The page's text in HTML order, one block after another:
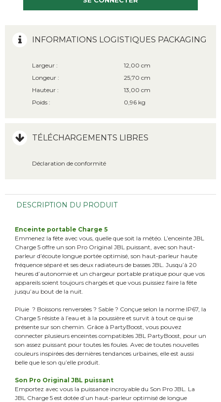
INFORMATIONS LOGISTIQUES PACKAGING
Largeur :
12,00 cm
Longeur :
25,70 cm
Hauteur :
13,00 cm
Poids :
0,96 kg
TÉLÉCHARGEMENTS LIBRES
Déclaration de conformité
DESCRIPTION DU PRODUIT
Enceinte portable Charge 5
Emmenez la fête avec vous, quelle que soit la météo. L’enceinte JBL
Charge 5 offre un son Pro Original JBL puissant, avec son haut-
parleur d’écoute longue portée optimisé, son haut-parleur haute
fréquence séparé et ses deux radiateurs de basses JBL. Jusqu’à 20
heures d’autonomie et un chargeur portable pratique pour que vos
appareils soient toujours chargés et que vous puissiez faire la fête
jusqu’au bout de la nuit.
Pluie ? Boissons renversées ? Sable ? Conçue selon la norme IP67, la
Charge 5 résiste à l’eau et à la poussière et survit à tout ce qui se
présente sur son chemin. Grâce à PartyBoost, vous pouvez
connecter plusieurs enceintes compatibles JBL PartyBoost, pour un
son assez puissant pour toutes les foules. Avec de toutes nouvelles
couleurs inspirées des dernières tendances urbaines, elle est aussi
belle que le son qu’elle produit.
Son Pro Original JBL puissant
Emportez avec vous la puissance incroyable du Son Pro JBL. La
JBL Charge 5 est dotée d’un haut-parleur optimisé de longue